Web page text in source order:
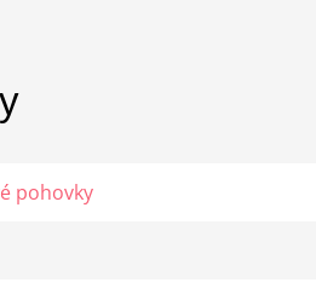
pohovky